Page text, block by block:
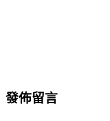
發佈留言